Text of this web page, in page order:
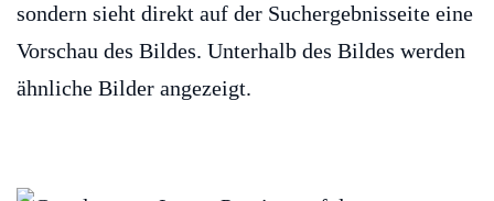
sondern sieht direkt auf der Suchergebnisseite eine
Vorschau des Bildes. Unterhalb des Bildes werden
ähnliche Bilder angezeigt.